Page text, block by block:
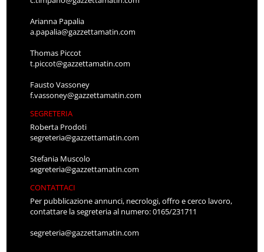
Arianna Papalia
a.papalia@gazzettamatin.com
Thomas Piccot
t.piccot@gazzettamatin.com
Fausto Vassoney
f.vassoney@gazzettamatin.com
SEGRETERIA
Roberta Prodoti
segreteria@gazzettamatin.com
Stefania Muscolo
segreteria@gazzettamatin.com
CONTATTACI
Per pubblicazione annunci, necrologi, offro e cerco lavoro,
contattare la segreteria al numero: 0165/231711
segreteria@gazzettamatin.com